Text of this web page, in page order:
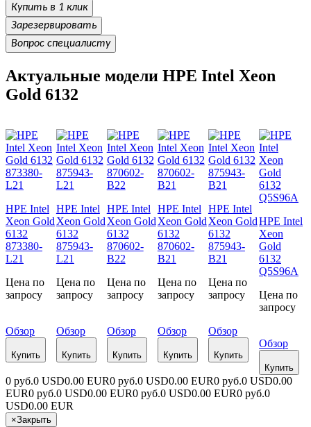
Купить в 1 клик
Зарезервировать
Вопрос специалисту
Актуальные модели HPE Intel Xeon
Gold 6132
HPE Intel
Xeon Gold
6132
873380-
L21
Цена по
запросу
Обзор
Купить
HPE Intel
Xeon Gold
6132
875943-
L21
Цена по
запросу
Обзор
Купить
HPE Intel
Xeon Gold
6132
870602-
B22
Цена по
запросу
Обзор
Купить
HPE Intel
Xeon Gold
6132
870602-
B21
Цена по
запросу
Обзор
Купить
HPE Intel
Xeon Gold
6132
875943-
B21
Цена по
запросу
Обзор
Купить
HPE Intel
Xeon
Gold
6132
Q5S96A
Цена по
запросу
Обзор
Купить
0 руб.0 USD0.00 EUR0 руб.0 USD0.00 EUR0 руб.0 USD0.00
EUR0 руб.0 USD0.00 EUR0 руб.0 USD0.00 EUR0 руб.0
USD0.00 EUR
×Закрыть